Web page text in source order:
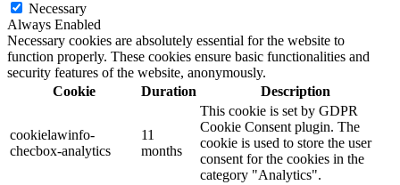
Necessary
Always Enabled
Necessary cookies are absolutely essential for the website to
function properly. These cookies ensure basic functionalities and
security features of the website, anonymously.
Cookie
Duration Description
cookielawinfo-
checbox-analytics
11
months
This cookie is set by GDPR
Cookie Consent plugin. The
cookie is used to store the user
consent for the cookies in the
category "Analytics".